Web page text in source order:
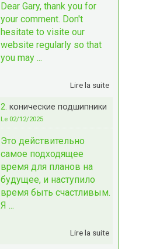
Dear Gary, thank you for
your comment. Don't
hesitate to visite our
website regularly so that
you may ...
Lire la suite
2. конические подшипники
Le 02/12/2025
Это действительно
самое подходящее
время для планов на
будущее, и наступило
время быть счастливым.
Я ...
Lire la suite